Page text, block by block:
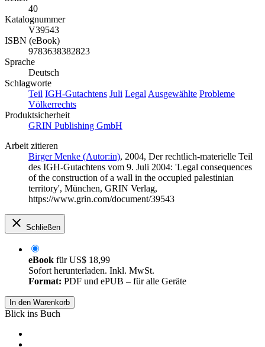
40
Katalognummer
V39543
ISBN (eBook)
9783638382823
Sprache
Deutsch
Schlagworte
Teil IGH-Gutachtens Juli Legal Ausgewählte Probleme
Völkerrechts
Produktsicherheit
GRIN Publishing GmbH
Arbeit zitieren
Birger Menke (Autor:in), 2004, Der rechtlich-materielle Teil
des IGH-Gutachtens vom 9. Juli 2004: 'Legal consequences
of the construction of a wall in the occupied palestinian
territory', München, GRIN Verlag,
https://www.grin.com/document/39543
Schließen
eBook fürUS$ 18,99
Sofort herunterladen. Inkl. MwSt.
Format: PDF und ePUB – für alle Geräte
In den Warenkorb
Blick ins Buch